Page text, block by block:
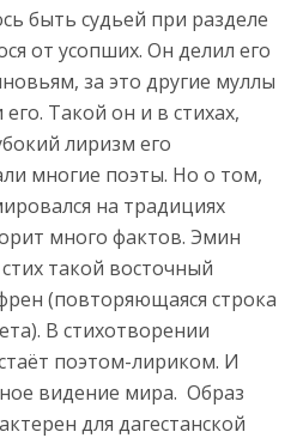
быть судьей при разделе
от усопших. Он делил его
за это другие муллы
Такой он и в стихах,
лиризм его
многие поэты. Но о том,
на традициях
много фактов. Эмин
такой восточный
(повторяющаяся строка
В стихотворении
поэтом-лириком. И
видение мира. Образ
для дагестанской